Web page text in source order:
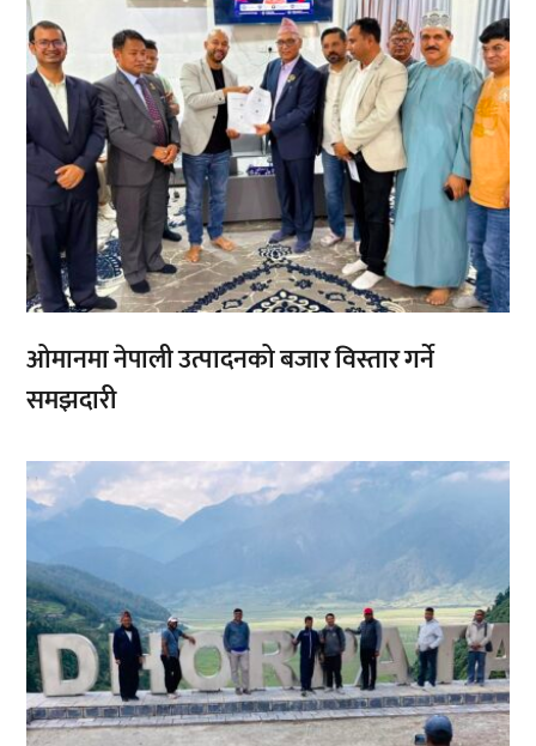
ओमानमा नेपाली उत्पादनको बजार विस्तार गर्ने
समझदारी
,,